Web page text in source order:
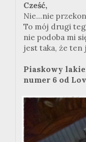
Cześć,
Nie...nie
To mój drugi
nie podoba mi
jest taka, że ten
Piaskowy
numer 6 od